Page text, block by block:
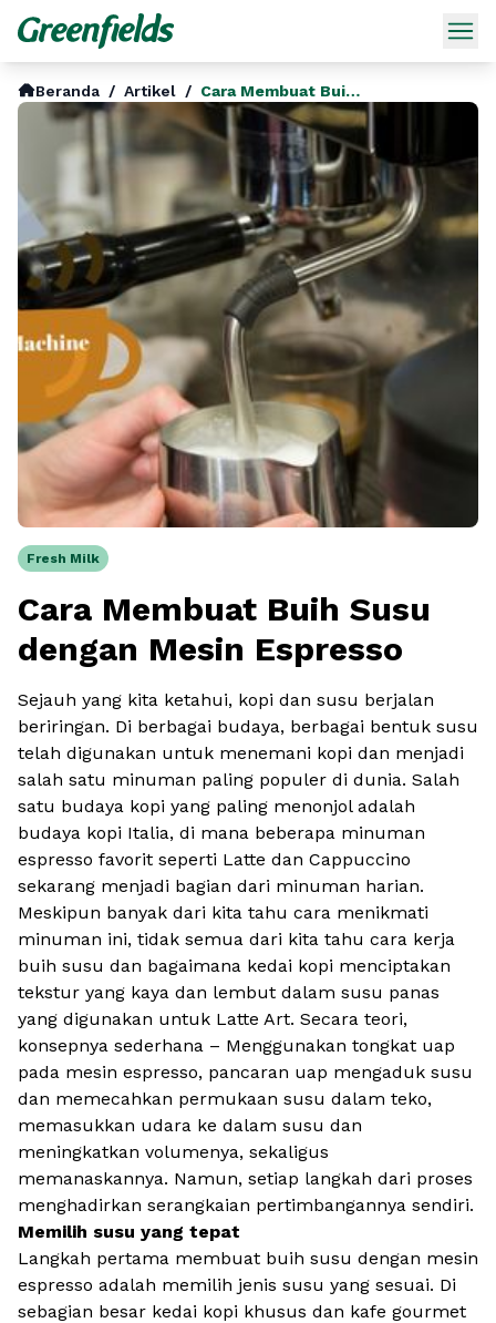
Beranda / Artikel / Cara Membuat Buih Susu Dengan Mesin Espresso
Fresh Milk
Cara Membuat Buih Susu
dengan Mesin Espresso
Sejauh yang kita ketahui, kopi dan susu berjalan
beriringan. Di berbagai budaya, berbagai bentuk susu
telah digunakan untuk menemani kopi dan menjadi
salah satu minuman paling populer di dunia. Salah
satu budaya kopi yang paling menonjol adalah
budaya kopi Italia, di mana beberapa minuman
espresso favorit seperti Latte dan Cappuccino
sekarang menjadi bagian dari minuman harian.
Meskipun banyak dari kita tahu cara menikmati
minuman ini, tidak semua dari kita tahu cara kerja
buih susu dan bagaimana kedai kopi menciptakan
tekstur yang kaya dan lembut dalam susu panas
yang digunakan untuk Latte Art. Secara teori,
konsepnya sederhana – Menggunakan tongkat uap
pada mesin espresso, pancaran uap mengaduk susu
dan memecahkan permukaan susu dalam teko,
memasukkan udara ke dalam susu dan
meningkatkan volumenya, sekaligus
memanaskannya. Namun, setiap langkah dari proses
menghadirkan serangkaian pertimbangannya sendiri.
Memilih susu yang tepat
Langkah pertama membuat buih susu dengan mesin
espresso adalah memilih jenis susu yang sesuai. Di
sebagian besar kedai kopi khusus dan kafe gourmet